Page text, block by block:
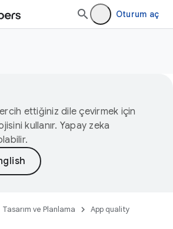
Oturum aç
ettiğiniz dile çevirmek için
kullanır. Yapay zeka
Tasarım ve Planlama
App quality